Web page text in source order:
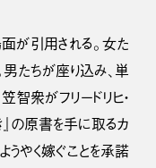
が引用される。女た
たちが座り込み、単
智衆がフリードリヒ・
』の原書を手に取るカ
やく嫁ぐことを承諾